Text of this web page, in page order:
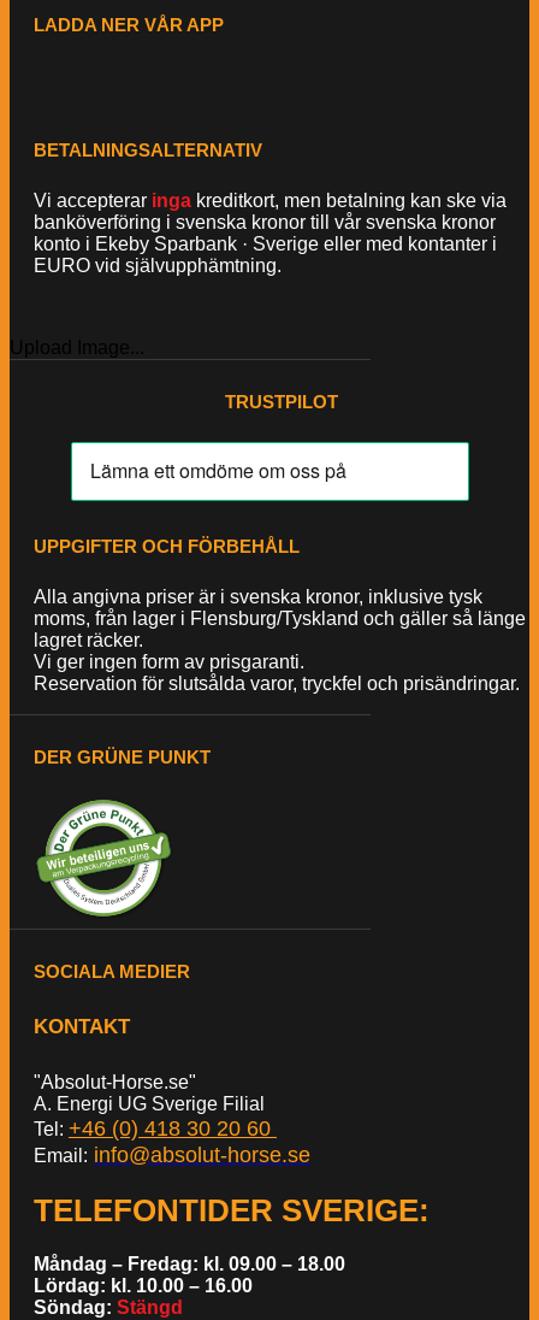
LADDA NER VÅR APP
BETALNINGSALTERNATIV
Vi accepterar inga kreditkort, men betalning kan ske via
banköverföring i svenska kronor till vår svenska kronor
konto i Ekeby Sparbank · Sverige eller med kontanter i
EURO vid självupphämtning.
Upload Image...
TRUSTPILOT
UPPGIFTER OCH FÖRBEHÅLL
Alla angivna priser är i svenska kronor, inklusive tysk
moms, från lager i Flensburg/Tyskland och gäller så länge
lagret räcker.
Vi ger ingen form av prisgaranti.
Reservation för slutsålda varor, tryckfel och prisändringar.
DER GRÜNE PUNKT
SOCIALA MEDIER
KONTAKT
"Absolut-Horse.se"
A. Energi UG Sverige Filial
Tel: +46 (0) 418 30 20 60
Email: info@absolut-horse.se
TELEFONTIDER SVERIGE:
Måndag – Fredag: kl. 09.00 – 18.00
Lördag: kl. 10.00 – 16.00
Söndag: Stängd